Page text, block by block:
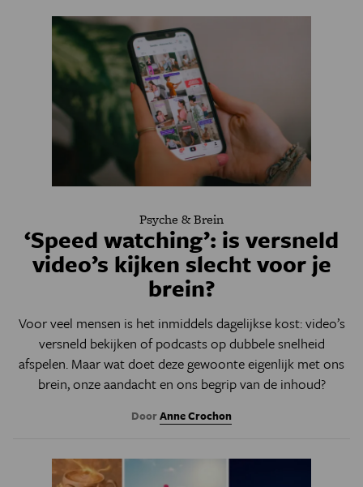
Psyche & Brein
‘Speed watching’: is versneld
video’s kijken slecht voor je
brein?
Voor veel mensen is het inmiddels dagelijkse kost: video’s
versneld bekijken of podcasts op dubbele snelheid
afspelen. Maar wat doet deze gewoonte eigenlijk met ons
brein, onze aandacht en ons begrip van de inhoud?
DoorAnne Crochon